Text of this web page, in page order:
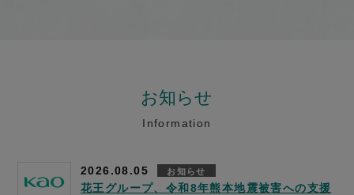
お知らせ
Information
2026.08.05 お知らせ
花王グループ、令和8年熊本地震被害への支援